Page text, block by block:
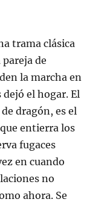
trama clásica
de
la marcha en
dejó el hogar. El
dragón, es el
entierra los
fugaces
en cuando
no
ahora. Se